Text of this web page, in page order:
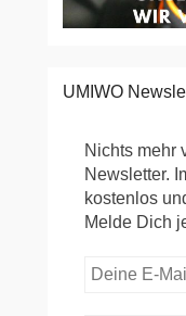
UMIWO
Nichts mehr
Newsletter.
kostenlos
Melde Dich